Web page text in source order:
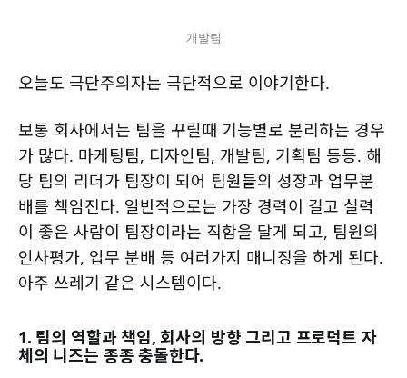
개발팀
오늘도 극단주의자는 극단적으로 이야기한다.
보통 회사에서는 팀을 꾸릴때 기능별로 분리하는 경우
가 많다. 마케팅팀, 디자인팀, 개발팀, 기획팀 등등. 해
당 팀의 리더가 팀장이 되어 팀원들의 성장과 업무분
배를 책임진다. 일반적으로는 가장 경력이 길고 실력
이 좋은 사람이 팀장이라는 직함을 달게 되고, 팀원의
인사평가, 업무 분배 등 여러가지 매니징을 하게 된다.
아주 쓰레기 같은 시스템이다.
1. 팀의 역할과 책임, 회사의 방향 그리고 프로덕트 자
체의 니즈는 종종 충돌한다.